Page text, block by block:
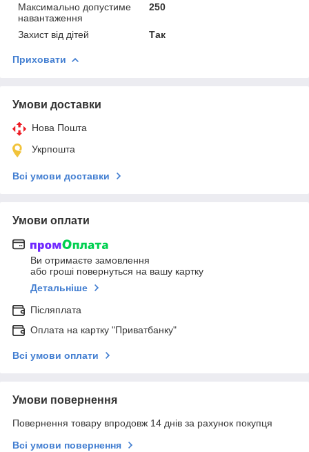
Максимально допустиме
навантаження
250
Захист від дітей Так
Приховати
Умови доставки
Нова Пошта
Укрпошта
Всі умови доставки
Умови оплати
Ви отримаєте замовлення
або гроші повернуться на вашу картку
Детальніше
Післяплата
Оплата на картку "Приватбанку"
Всі умови оплати
Умови повернення
Повернення товару впродовж 14 днів за рахунок покупця
Всі умови повернення